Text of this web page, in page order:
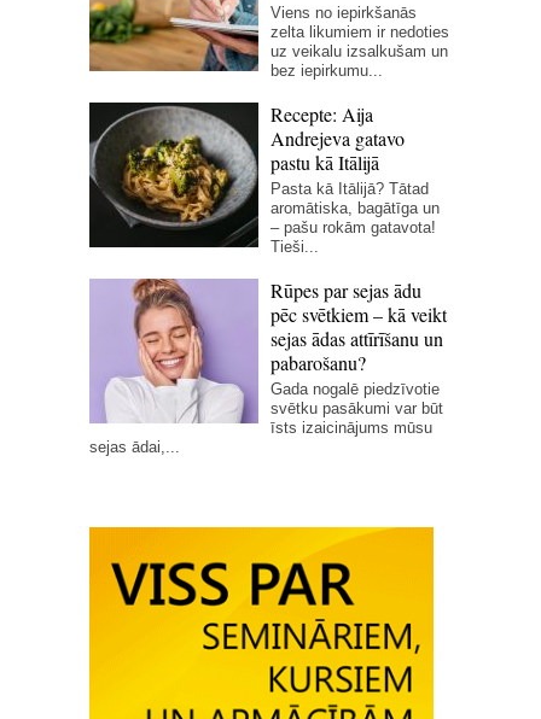
Viens no iepirkšanās
zelta likumiem ir nedoties
uz veikalu izsalkušam un
bez iepirkumu...
Recepte: Aija
Andrejeva gatavo
pastu kā Itālijā
Pasta kā Itālijā? Tātad
aromātiska, bagātīga un
– pašu rokām gatavota!
Tieši...
Rūpes par sejas ādu
pēc svētkiem – kā veikt
sejas ādas attīrīšanu un
pabarošanu?
Gada nogalē piedzīvotie
svētku pasākumi var būt
īsts izaicinājums mūsu
sejas ādai,...